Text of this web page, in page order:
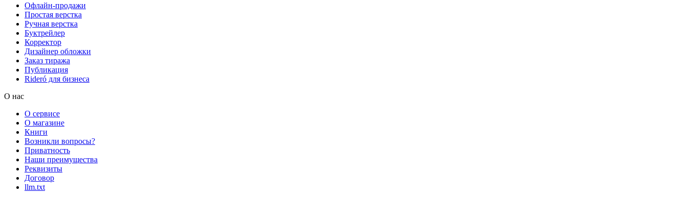
Офлайн-продажи
Простая верстка
Ручная верстка
Буктрейлер
Корректор
Дизайнер обложки
Заказ тиража
Публикация
Rideró для бизнеса
О нас
О сервисе
О магазине
Книги
Возникли вопросы?
Приватность
Наши преимущества
Реквизиты
Договор
llm.txt